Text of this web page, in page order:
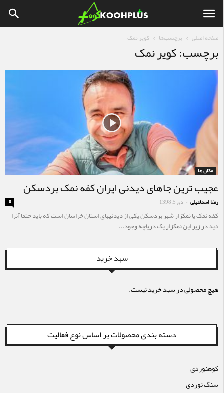
صفحه اصلی برچسب‌ها کویر نمک
برچسب: کویر نمک
مکان ها
عجیب ترین جاهای دیدنی ایران کفه نمک بردسکن
رضا اسماعیلی - دی 5, 1398 0
کفه نمک یا نمکزار شهر بردسکن یکی از دیدنیهای استان خراسان است که باید حتما آنرا
دید در زیر این نمکزار یک دریاچه وجود...
سبد خرید
هیچ محصولی در سبد خرید نیست.
دسته بندی محصولات بر اساس نوع فعالیت
کوهنوردی
سنگ نوردی